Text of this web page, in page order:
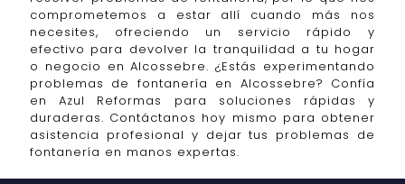
comprometemos a estar allí cuando más nos
necesites, ofreciendo un servicio rápido y
efectivo para devolver la tranquilidad a tu hogar
o negocio en Alcossebre. ¿Estás experimentando
problemas de fontanería en Alcossebre? Confía
en Azul Reformas para soluciones rápidas y
duraderas. Contáctanos hoy mismo para obtener
asistencia profesional y dejar tus problemas de
fontanería en manos expertas.